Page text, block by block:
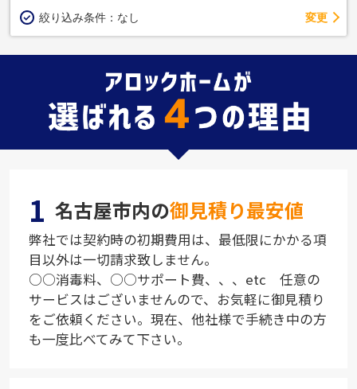
絞り込み条件： なし 変更
1 名古屋市内の御見積り最安値
弊社では契約時の初期費用は、最低限にかかる項
目以外は一切請求致しません。
○○消毒料、○○サポート費、、、etc 任意の
サービスはございませんので、お気軽に御見積り
をご依頼ください。現在、他社様で手続き中の方
も一度比べてみて下さい。